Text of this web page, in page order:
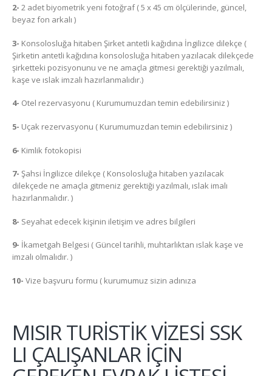
2- 2 adet biyometrik yeni fotoğraf ( 5 x 45 cm ölçülerinde, güncel,
beyaz fon arkalı )
3- Konsolosluğa hitaben Şirket antetli kağıdına İngilizce dilekçe (
Şirketin antetli kağıdına konsolosluğa hitaben yazılacak dilekçede
şirketteki pozisyonunu ve ne amaçla gitmesi gerektiği yazılmalı,
kaşe ve ıslak imzalı hazırlanmalıdır.)
4- Otel rezervasyonu ( Kurumumuzdan temin edebilirsiniz )
5- Uçak rezervasyonu ( Kurumumuzdan temin edebilirsiniz )
6- Kimlik fotokopisi
7- Şahsi İngilizce dilekçe ( Konsolosluğa hitaben yazılacak
dilekçede ne amaçla gitmeniz gerektiği yazılmalı, ıslak imalı
hazırlanmalıdır. )
8- Seyahat edecek kişinin iletişim ve adres bilgileri
9- İkametgah Belgesi ( Güncel tarihli, muhtarlıktan ıslak kaşe ve
imzalı olmalıdır. )
10- Vize başvuru formu ( kurumumuz sizin adınıza
MISIR TURİSTİK VİZESİ SSK
LI ÇALIŞANLAR İÇİN